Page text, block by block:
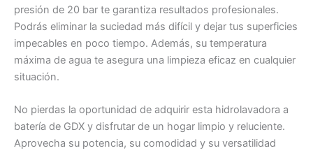
presión de 20 bar te garantiza resultados profesionales.
Podrás eliminar la suciedad más difícil y dejar tus superficies
impecables en poco tiempo. Además, su temperatura
máxima de agua te asegura una limpieza eficaz en cualquier
situación.
No pierdas la oportunidad de adquirir esta hidrolavadora a
batería de GDX y disfrutar de un hogar limpio y reluciente.
Aprovecha su potencia, su comodidad y su versatilidad